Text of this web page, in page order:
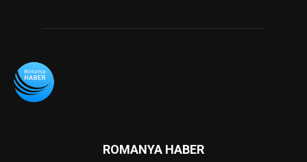
ROMANYA HABER